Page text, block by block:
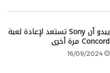
يبدو أن Sony تستعد لإعادة لعبة
Concord مرة أخرى
16/09/2024